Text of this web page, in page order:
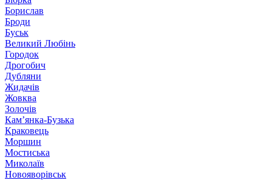
Борислав
Броди
Буськ
Великий Любінь
Городок
Дрогобич
Дубляни
Жидачів
Жовква
Золочів
Кам’янка-Бузька
Краковець
Моршин
Мостиська
Миколаїв
Новояворівськ